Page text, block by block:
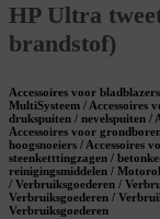
HP Ultra
brandstof)
Accessoires voor
MultiSysteem / Accessoires
drukspuiten / nevelspuiten /
Accessoires voor
hoogsnoeiers / Accessoires
steenketttingzagen /
reinigingsmiddelen /
/ Verbruiksgoederen /
Verbruiksgoederen /
Verbruiksgoederen